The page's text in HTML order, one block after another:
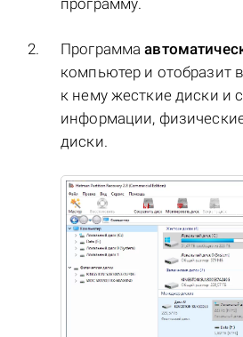
программу.
Программа
компьютер и отобразит
к нему жесткие диски и
информации,
диски.